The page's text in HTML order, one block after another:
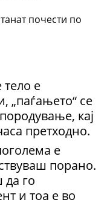
почести по
е
„паѓањето“ се
кај
претходно.
е
порано.
да го
и тоа е во